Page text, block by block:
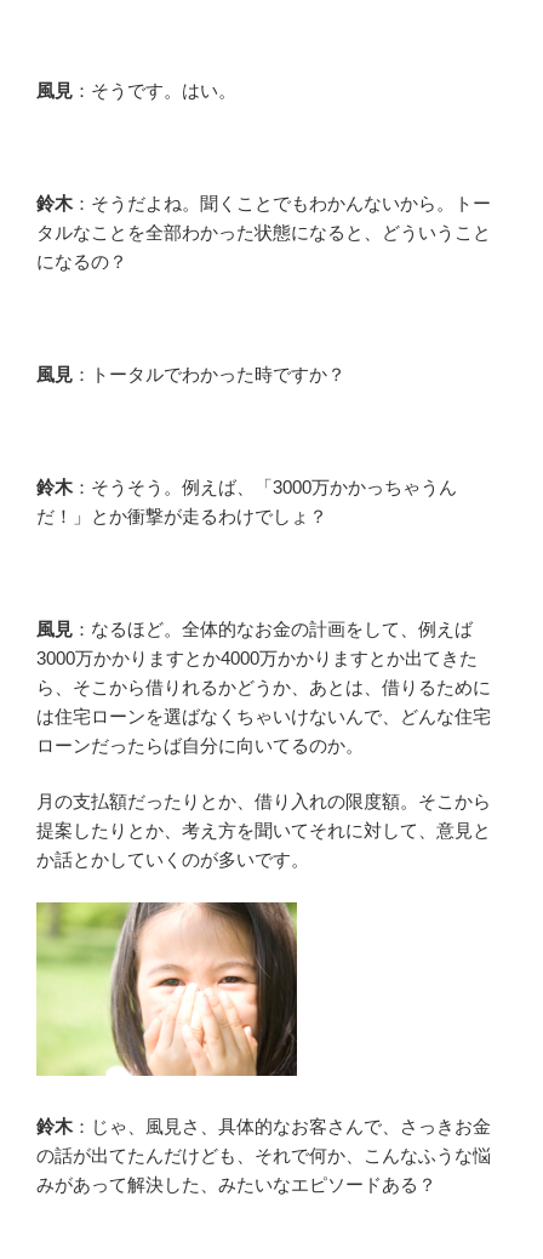
風見 ：そうです。はい。
鈴木：そうだよね。聞くことでもわかんないから。トー
タルなことを全部わかった状態になると、どういうこと
になるの？
風見 ：トータルでわかった時ですか？
鈴木：そうそう。例えば、「3000万かかっちゃうん
だ！」とか衝撃が走るわけでしょ？
風見 ：なるほど。全体的なお金の計画をして、例えば
3000万かかりますとか4000万かかりますとか出てきた
ら、そこから借りれるかどうか、あとは、借りるために
は住宅ローンを選ばなくちゃいけないんで、どんな住宅
ローンだったらば自分に向いてるのか。
月の支払額だったりとか、借り入れの限度額。そこから
提案したりとか、考え方を聞いてそれに対して、意見と
か話とかしていくのが多いです。
鈴木：じゃ、風見さ、具体的なお客さんで、さっきお金
の話が出てたんだけども、それで何か、こんなふうな悩
みがあって解決した、みたいなエピソードある？